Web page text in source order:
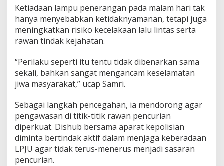
n
d
i
a
r
a
Ketiadaan lampu penerangan pada malam hari tak
hanya menyebabkan ketidaknyamanan, tetapi juga
meningkatkan risiko kecelakaan lalu lintas serta
rawan tindak kejahatan.
“Perilaku seperti itu tentu tidak dibenarkan sama
sekali, bahkan sangat mengancam keselamatan
jiwa masyarakat,” ucap Samri.
Sebagai langkah pencegahan, ia mendorong agar
pengawasan di titik-titik rawan pencurian
diperkuat. Dishub bersama aparat kepolisian
diminta bertindak aktif dalam menjaga keberadaan
LPJU agar tidak terus-menerus menjadi sasaran
pencurian.